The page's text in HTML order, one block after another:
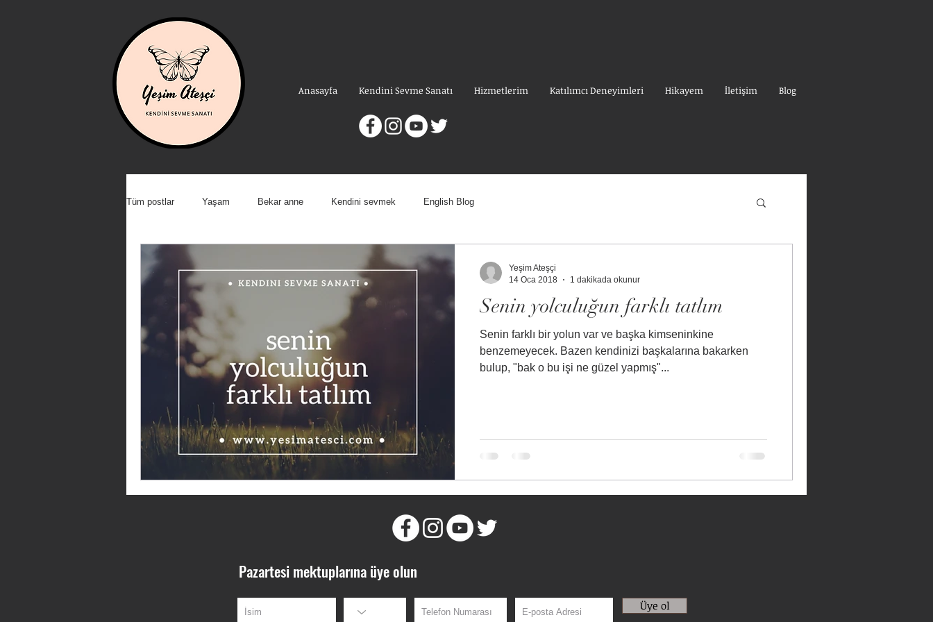
Anasayfa Kendini Sevme Sanatı Hizmetlerim Katılımcı Deneyimleri Hikayem İletişim Blog
Tüm postlar Yaşam Bekar anne Kendini sevmek English Blog
Senin yolculuğun farklı tatlım
Senin farklı bir yolun var ve başka kimseninkine
benzemeyecek. Bazen kendinizi başkalarına bakarken
bulup, "bak o bu işi ne güzel yapmış"...
Yeşim Ateşçi
14 Oca 2018
1 dakikada okunur
Pazartesi mektuplarına üye olun
Üye ol